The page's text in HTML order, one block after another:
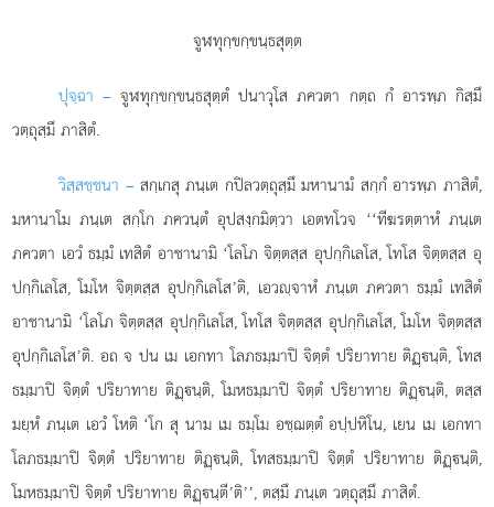
จูฬทุกฺขกฺขนฺธสุตฺต
ปุจฺฉา – จูฬทุกฺขกฺขนฺธสุตฺตํปนาวุโส ภควตา กตฺถ กํ อารพฺภ กิสฺมึ
วตฺถุสฺมึ ภาสิตํ.
วิสฺสชฺชนา – สกฺเกสุ ภนฺเต กปิลวตฺถุสฺมึ มหานามํ สกฺกํ อารพฺภ ภาสิตํ,
มหานาโม ภนฺเต สกฺโก ภควนฺตํ อุปสงฺกมิตฺวา เอตทโวจ ‘‘ทีฆรตฺตาหํ ภนฺเต
ภควตา เอวํ ธมฺมํ เทสิตํ อาชานามิ ‘โลโภ จิตฺตสฺส อุปกฺกิเลโส, โทโส จิตฺตสฺส อุ
ปกฺกิเลโส, โมโห จิตฺตสฺส อุปกฺกิเลโส’ติ, เอวฺจาหํ ภนฺเต ภควตา ธมฺมํ เทสิตํ
อาชานามิ ‘โลโภ จิตฺตสฺส อุปกฺกิเลโส, โทโส จิตฺตสฺส อุปกฺกิเลโส, โมโห จิตฺตสฺส
อุปกฺกิเลโส’ติ. อถ จ ปน เม เอกทา โลภธมฺมาปิ จิตฺตํ ปริยาทาย ติฏฺนฺติ, โทส
ธมฺมาปิ จิตฺตํ ปริยาทาย ติฏฺนฺติ, โมหธมฺมาปิ จิตฺตํ ปริยาทาย ติฏฺนฺติ, ตสฺส
มยฺหํ ภนฺเต เอวํ โหติ ‘โก สุ นาม เม ธมฺโม อชฺฌตฺตํ อปฺปหิโน, เยน เม เอกทา
โลภธมฺมาปิ จิตฺตํ ปริยาทาย ติฏฺนฺติ, โทสธมฺมาปิ จิตฺตํ ปริยาทาย ติฏฺนฺติ,
โมหธมฺมาปิ จิตฺตํ ปริยาทาย ติฏฺนฺตี’ติ’’, ตสฺมึ ภนฺเต วตฺถุสฺมึ ภาสิตํ.